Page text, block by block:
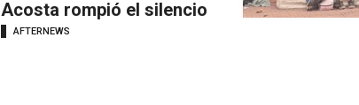
Acosta rompió el silencio
AFTERNEWS